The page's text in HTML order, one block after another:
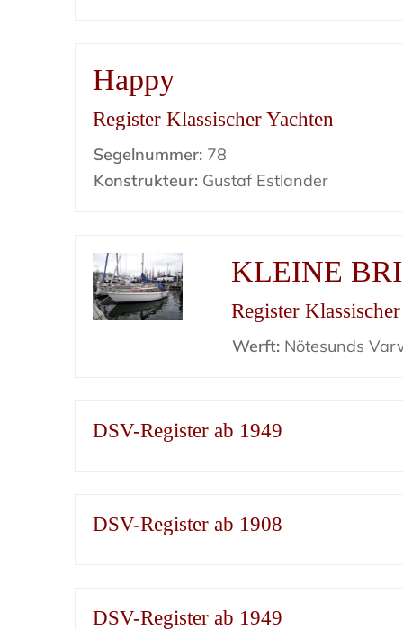
Happy
Register Klassischer Yachten
Segelnummer: 78
Konstrukteur: Gustaf Estlander
KLEINE
Register
Werft: Nötesunds
DSV-Register ab 1949
DSV-Register ab 1908
DSV-Register ab 1949